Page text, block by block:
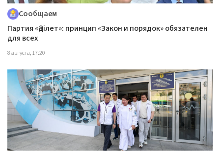
Сообщаем
Партия «Әділет»: принцип «Закон и порядок» обязателен
для всех
8 августа, 17:20